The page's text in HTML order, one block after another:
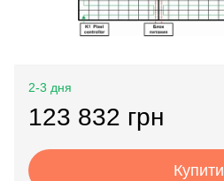
2-3 дня
123 832 грн
Купити